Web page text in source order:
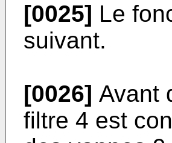
[0025] Le
suivant.
[0026] Avant
filtre 4 est